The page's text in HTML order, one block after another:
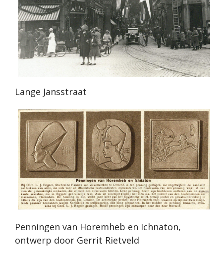
Lange Jansstraat
Penningen van Horemheb en Ichnaton,
ontwerp door Gerrit Rietveld